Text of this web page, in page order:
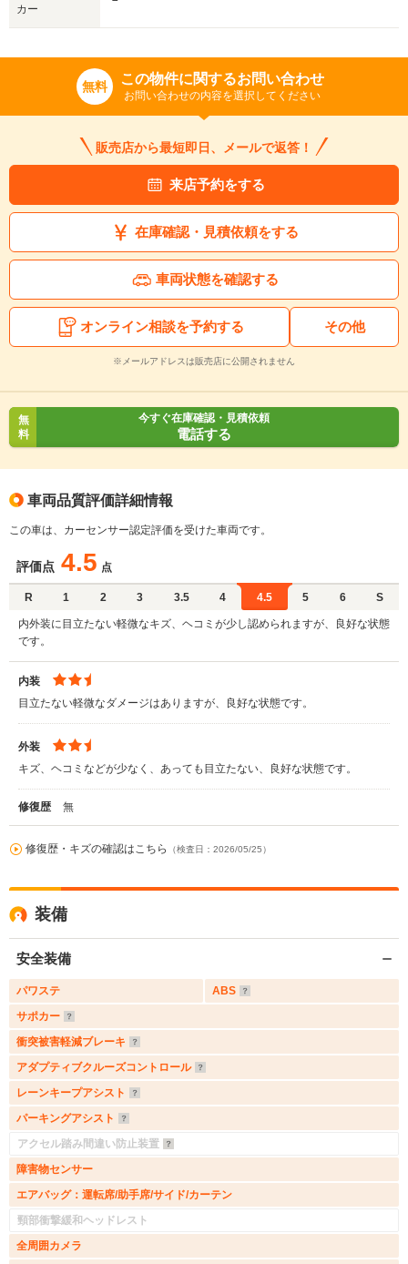
カー
無料 この物件に関するお問い合わせ
お問い合わせの内容を選択してください
販売店から最短即日、メールで返答！
来店予約をする
在庫確認・見積依頼をする
車両状態を確認する
オンライン相談を予約する その他
※メールアドレスは販売店に公開されません
無
料
今すぐ在庫確認・見積依頼
電話する
車両品質評価詳細情報
この車は、カーセンサー認定評価を受けた車両です。
評価点 4.5 点
R 1 2 3 3.5 4 4.5 5 6 S
内外装に目立たない軽微なキズ、ヘコミが少し認められますが、良好な状態
です。
内装
目立たない軽微なダメージはありますが、良好な状態です。
外装
キズ、ヘコミなどが少なく、あっても目立たない、良好な状態です。
修復歴 無
修復歴・キズの確認はこちら （検査日：2026/05/25）
装備
安全装備
パワステ
ABS
サポカー
衝突被害軽減ブレーキ
アダプティブクルーズコントロール
レーンキープアシスト
パーキングアシスト
アクセル踏み間違い防止装置
障害物センサー
エアバッグ：運転席/助手席/サイド/カーテン
頸部衝撃緩和ヘッドレスト
全周囲カメラ